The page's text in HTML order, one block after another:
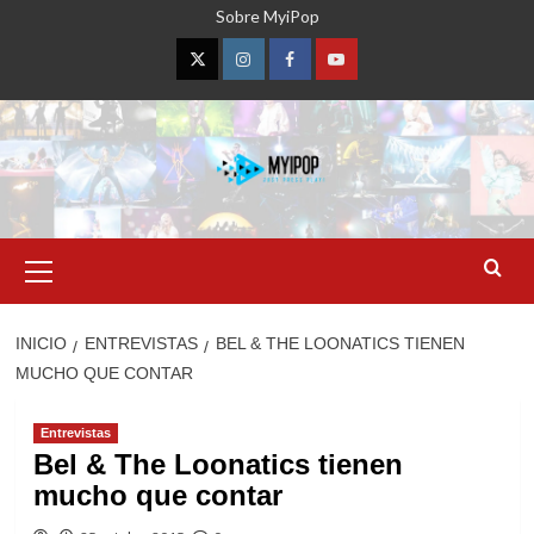
Sobre MyiPop
TwitterInstagramFacebookYouTube
primario
INICIO ENTREVISTAS
BEL & THE LOONATICS TIENEN
MUCHO QUE CONTAR
Entrevistas
Bel & The Loonatics tienen
mucho que contar